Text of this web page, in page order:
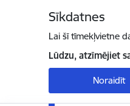
Sīkdatnes
Lai šī tīmekļvietne
Lūdzu, atzīmējiet
Noraidīt